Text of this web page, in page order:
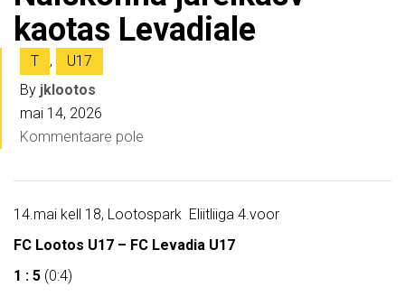
kaotas Levadiale
T ,
U17
By jklootos
mai 14, 2026
Kommentaare pole
14.mai kell 18, Lootospark Eliitliiga 4.voor
FC Lootos U17 – FC Levadia U17
1 : 5 (0:4)